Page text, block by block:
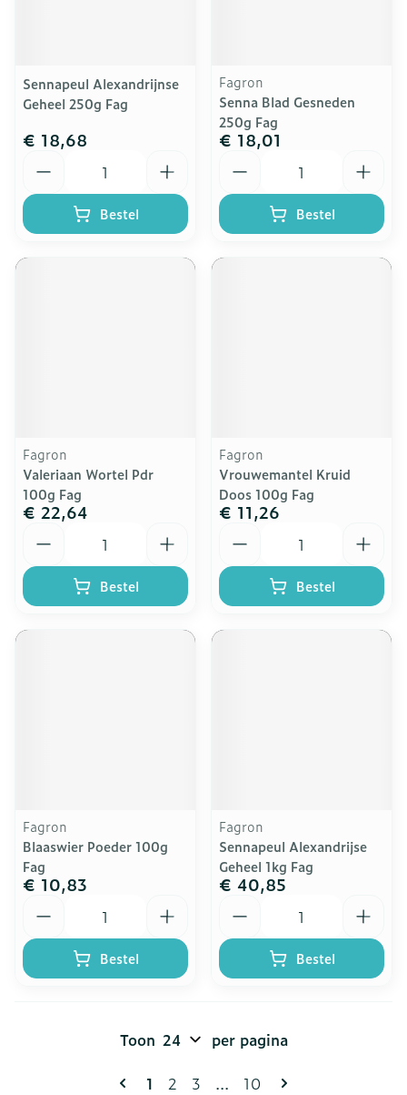
Sennapeul Alexandrijnse
Geheel 250g Fag
€ 18,68
Bestel
Fagron
Senna Blad Gesneden
250g Fag
€ 18,01
Bestel
Fagron
Valeriaan Wortel Pdr
100g Fag
€ 22,64
Bestel
Fagron
Vrouwemantel Kruid
Doos 100g Fag
€ 11,26
Bestel
Fagron
Blaaswier Poeder 100g
Fag
€ 10,83
Bestel
Fagron
Sennapeul Alexandrijse
Geheel 1kg Fag
€ 40,85
Bestel
Pagina's
U lees momenteel pagina
1 Pagina
2 Pagina
3 ... Pagina
10
Toon per pagina